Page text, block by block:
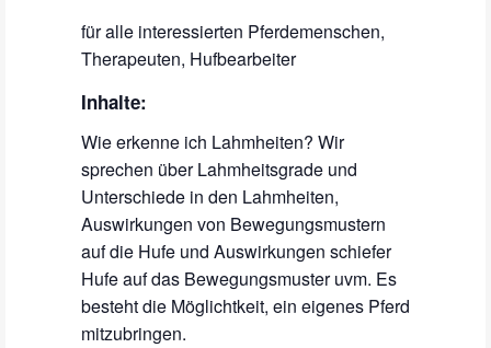
für alle interessierten Pferdemenschen,
Therapeuten, Hufbearbeiter
Inhalte:
Wie erkenne ich Lahmheiten? Wir
sprechen über Lahmheitsgrade und
Unterschiede in den Lahmheiten,
Auswirkungen von Bewegungsmustern
auf die Hufe und Auswirkungen schiefer
Hufe auf das Bewegungsmuster uvm. Es
besteht die Möglichtkeit, ein eigenes Pferd
mitzubringen.